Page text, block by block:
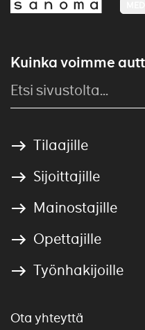
Kuinka voimme
Tilaajille
Sijoittajille
Mainostajille
Opettajille
Työnhakijoille
Ota yhteyttä